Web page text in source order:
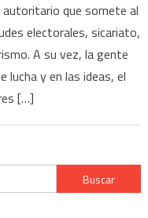
autoritario que somete al
electorales, sicariato,
A su vez, la gente
lucha y en las ideas, el
[…]
Buscar: